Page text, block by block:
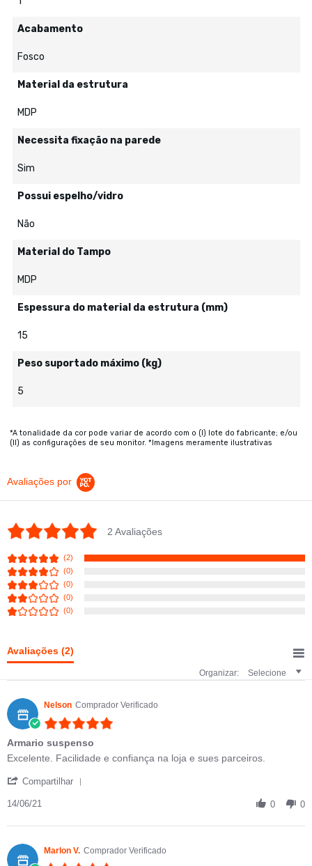
Acabamento
Fosco
Material da estrutura
MDP
Necessita fixação na parede
Sim
Possui espelho/vidro
Não
Material do Tampo
MDP
Espessura do material da estrutura (mm)
15
Peso suportado máximo (kg)
5
*A tonalidade da cor pode variar de acordo com o (I) lote do fabricante; e/ou
(II) as configurações de seu monitor. *Imagens meramente ilustrativas
Avaliações por
5.0 star rating
2 Avaliações
(2)
(0)
(0)
(0)
(0)
Avaliações (2)
Organizar: Selecione
Nelson Comprador Verificado
Armario suspenso
Review by Nelson on 14 Jun 2021
review stating Armario suspenso
Excelente. Facilidade e confiança na loja e sues parceiros.
Compartilhar
14/06/21 0 0
Marlon V. Comprador Verificado